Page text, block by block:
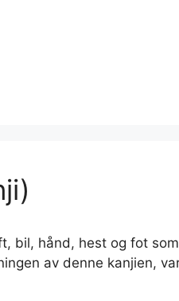
bil, hånd, hest og fot
av denne kanjien,